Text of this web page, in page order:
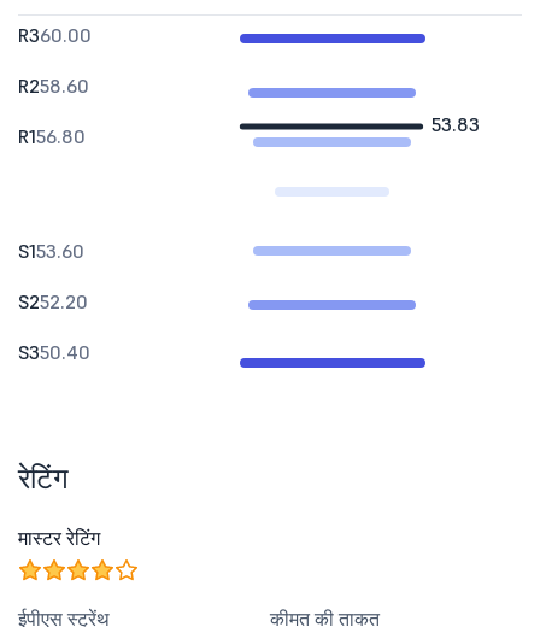
53.83
R360.00
R258.60
R156.80
S153.60
S252.20
S350.40
रेटिंग
मास्टर रेटिंग
ईपीएस स्ट्रेंथ कीमत की ताकत